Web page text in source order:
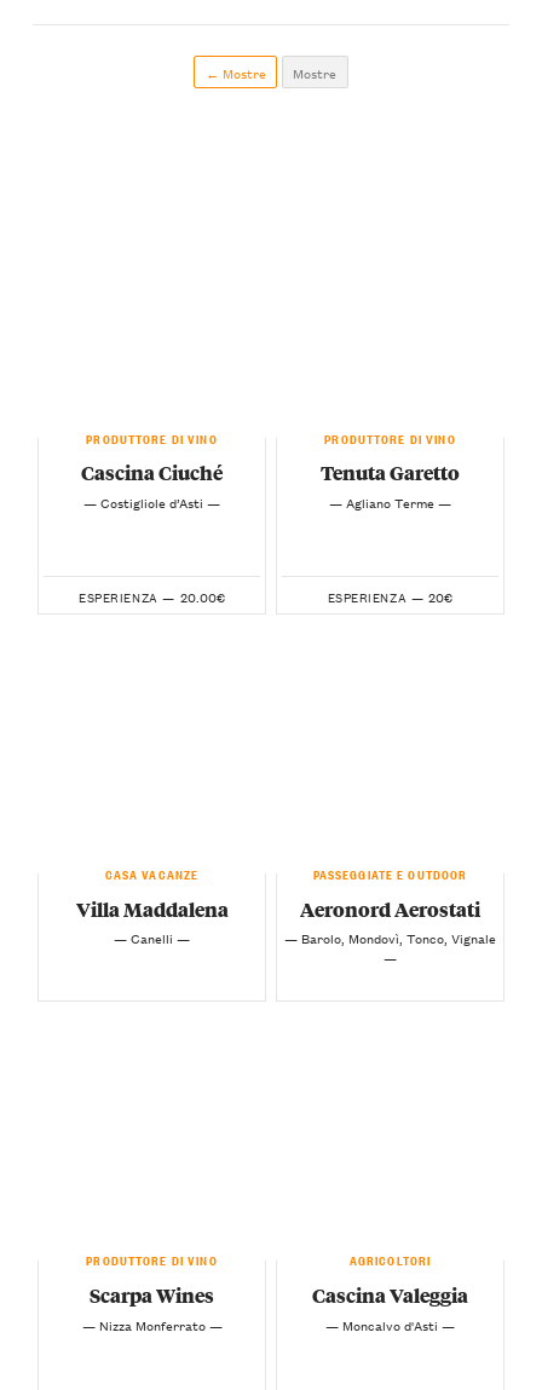
← Mostre Mostre
PRODUTTORE DI VINO
Cascina Ciuché
— Costigliole d’Asti —
ESPERIENZA — 20.00€
PRODUTTORE DI VINO
Tenuta Garetto
— Agliano Terme —
ESPERIENZA — 20€
CASA VACANZE
Villa Maddalena
— Canelli —
PASSEGGIATE E OUTDOOR
Aeronord Aerostati
— Barolo, Mondovì, Tonco, Vignale
—
PRODUTTORE DI VINO
Scarpa Wines
— Nizza Monferrato —
AGRICOLTORI
Cascina Valeggia
— Moncalvo d'Asti —